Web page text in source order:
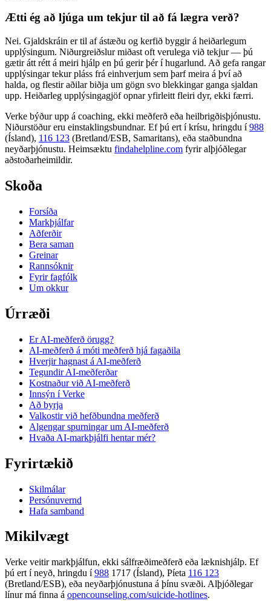
Ætti ég að ljúga um tekjur til að fá lægra verð?
Nei. Gjaldskráin er til af ástæðu og kerfið byggir á heiðarlegum
upplýsingum. Niðurgreiðslur miðast oft verulega við tekjur — þú
gætir átt rétt á meiri hjálp en þú gerir þér í hugarlund. Að gefa rangar
upplýsingar tekur pláss frá einhverjum sem þarf meira á því að
halda, og flestir aðilar biðja um gögn svo blekkingar ganga sjaldan
upp. Heiðarleg upplýsingagjöf opnar yfirleitt fleiri dyr, ekki færri.
Verke býður upp á coaching, ekki meðferð eða heilbrigðisþjónustu.
Niðurstöður eru einstaklingsbundnar. Ef þú ert í krísu, hringdu í 988
(Ísland), 116 123 (Bretland/ESB, Samaritans), eða staðbundna
neyðarþjónustu. Heimsæktu findahelpline.com fyrir alþjóðlegar
aðstoðarheimildir.
Skoða
Forsíða
Markþjálfar
Aðferðir
Bera saman
Greinar
Rannsóknir
Fyrir fagfólk
Um okkur
Úrræði
Er AI-meðferð örugg?
AI-meðferð á móti meðferð hjá fagaðila
Hverjir hagnast á AI-meðferð
Tegundir AI-meðferðar
Kostnaður við AI-meðferð
Innsýn í Verke
Að byrja
Valkostir við hefðbundna meðferð
Algengar spurningar um AI-meðferð
Hvaða AI-markþjálfi hentar mér?
Fyrirtækið
Skilmálar
Persónuvernd
Hafa samband
Mikilvægt
Verke veitir markþjálfun, ekki sálfræðimeðferð eða læknishjálp. Ef
þú ert í neyð, hringdu í 988 1717 (Ísland), Píeta 116 123
(Bretland/ESB), eða neyðarþjónustuna á þínu svæði. Alþjóðlegar
línur má finna á opencounseling.com/suicide-hotlines.